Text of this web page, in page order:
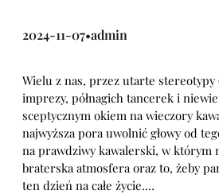
2024-11-07•admin
Wielu z nas, przez utarte
imprezy, półnagich tancerek i
sceptycznym okiem na wieczory
najwyższa pora uwolnić głowy od
na prawdziwy kawalerski, w którym
braterska atmosfera oraz to, żeby
ten dzień na całe życie.…